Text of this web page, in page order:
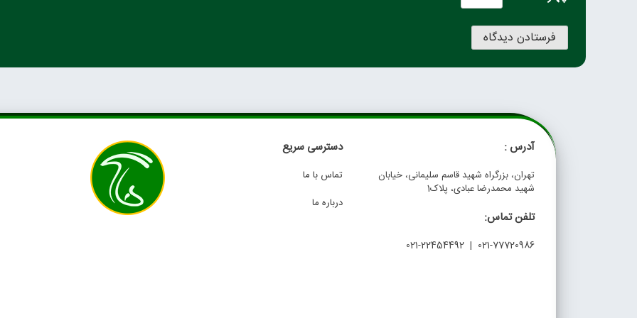
آدرس :
تهران، بزرگراه شهید قاسم سلیمانی، خیابان
شهید محمدرضا عبادی، پلاک1
تلفن تماس:
021-77720986 | 021-22454492
دسترسی سریع
تماس با ما
درباره ما